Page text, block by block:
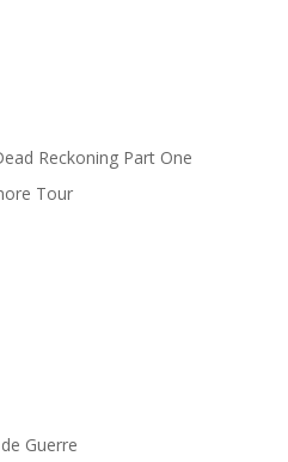
Reckoning Part One
Tour
Guerre